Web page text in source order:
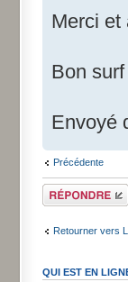
Merci et
Bon
Envoyé
Précédente
Répondre
Retourner vers
QUI EST EN